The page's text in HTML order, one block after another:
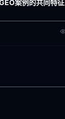
案例的共同特征